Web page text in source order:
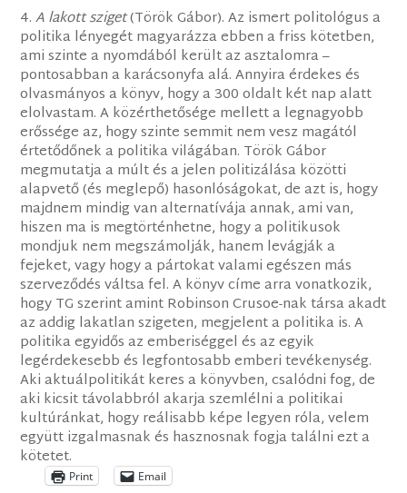
4.A lakott sziget(Török Gábor). Az ismert politológus a
politika lényegét magyarázza ebben a friss kötetben,
ami szinte a nyomdából került az asztalomra –
pontosabban a karácsonyfa alá. Annyira érdekes és
olvasmányos a könyv, hogy a 300 oldalt két nap alatt
elolvastam. A közérthetősége mellett a legnagyobb
erőssége az, hogy szinte semmit nem vesz magától
értetődőnek a politika világában. Török Gábor
megmutatja a múlt és a jelen politizálása közötti
alapvető (és meglepő) hasonlóságokat, de azt is, hogy
majdnem mindig van alternatívája annak, ami van,
hiszen ma is megtörténhetne, hogy a politikusok
mondjuk nem megszámolják, hanem levágják a
fejeket, vagy hogy a pártokat valami egészen más
szerveződés váltsa fel. A könyv címe arra vonatkozik,
hogy TG szerint amint Robinson Crusoe-nak társa akadt
az addig lakatlan szigeten, megjelent a politika is. A
politika egyidős az emberiséggel és az egyik
legérdekesebb és legfontosabb emberi tevékenység.
Aki aktuálpolitikát keres a könyvben, csalódni fog, de
aki kicsit távolabbról akarja szemlélni a politikai
kultúránkat, hogy reálisabb képe legyen róla, velem
együtt izgalmasnak és hasznosnak fogja találni ezt a
kötetet.
Print Email